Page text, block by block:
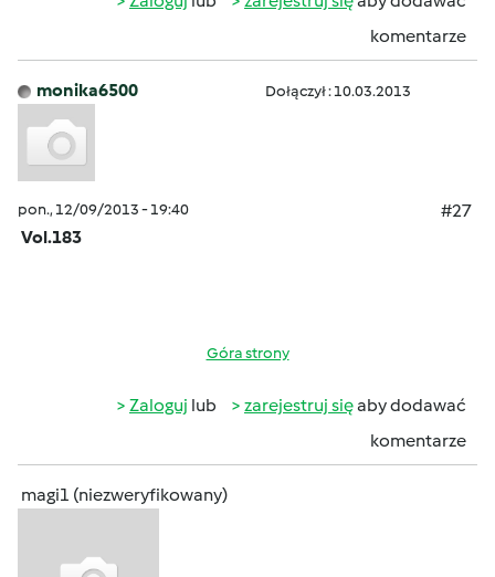
komentarze
monika6500 Dołączył : 10.03.2013
pon., 12/09/2013 - 19:40
#27
Vol.183
Góra strony
Zaloguj lub zarejestruj sięaby dodawać
komentarze
magi1 (niezweryfikowany)